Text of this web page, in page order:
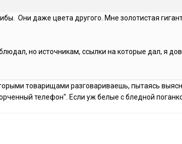
Они даже цвета другого. Мне золотистая
но источникам, ссылки на которые дал, я
товарищами разговариваешь, пытаясь
телефон". Если уж белые с бледной